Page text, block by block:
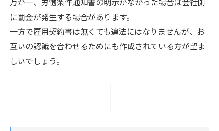
に罰金が発生する場合があります。
一方で雇用契約書は無くても違法にはなりませんが、お
互いの認識を合わせるためにも作成されている方が望ま
しいでしょう。